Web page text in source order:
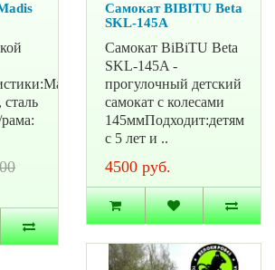
Самокат BIBITU Beta
SKL-145A
Самокат BiBiTU Beta
SKL-145A -
прогулочный детский
самокат с колесами
145ммПодходит:детям
с 5 лет и ..
4500 руб.